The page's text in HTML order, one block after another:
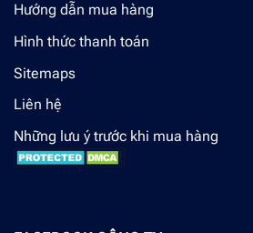
Hướng dẫn mua hàng
Hình thức thanh toán
Sitemaps
Liên hệ
Những lưu ý trước khi mua hàng